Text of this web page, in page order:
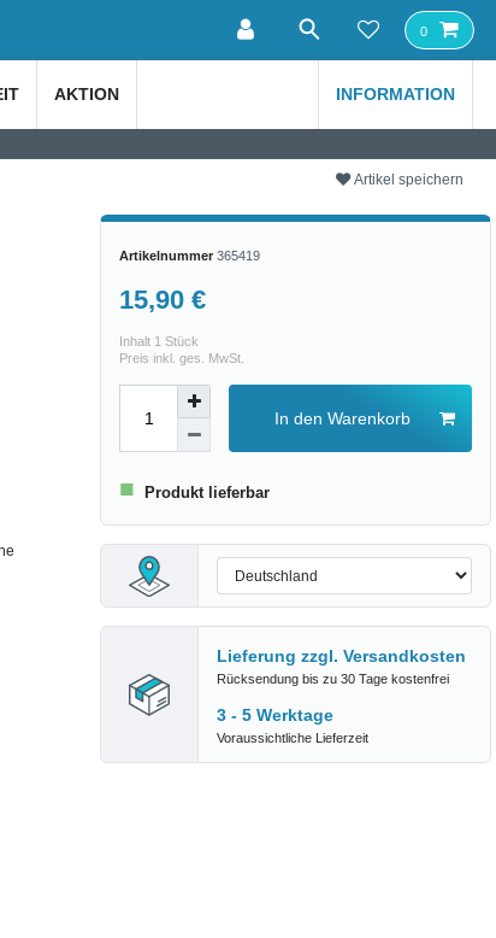
0
AKTION INFORMATION
Artikel speichern
Artikelnummer365419
15,90 €
Inhalt 1Stück
Preis inkl. ges. MwSt.
In den Warenkorb
■ Produkt lieferbar
Lieferung zzgl. Versandkosten
Rücksendung bis zu 30 Tage kostenfrei
3 - 5 Werktage
Voraussichtliche Lieferzeit